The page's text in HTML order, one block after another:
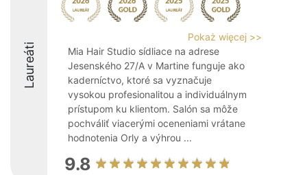
Laureáti
Pokaż więcej >>
Mia Hair Studio sídliace na adrese
Jesenského 27/A v Martine funguje ako
kaderníctvo, ktoré sa vyznačuje
vysokou profesionalitou a individuálnym
prístupom ku klientom. Salón sa môže
pochváliť viacerými oceneniami vrátane
hodnotenia Orly a výhrou ...
9.8